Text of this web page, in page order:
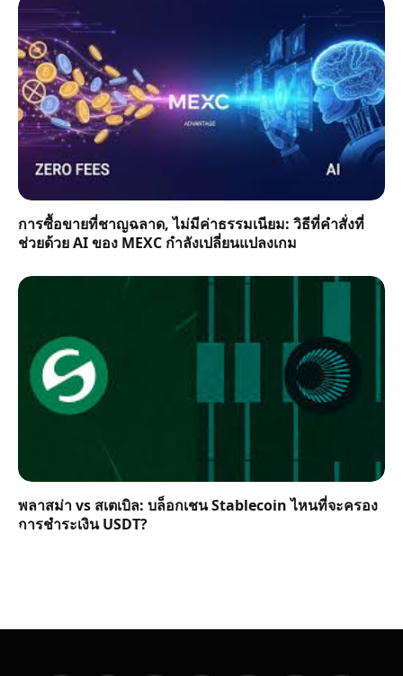
การซื้อขายที่ชาญฉลาด, ไม่มีค่าธรรมเนียม: วิธีที่คำสั่งที่
ช่วยด้วย AI ของ MEXC กำลังเปลี่ยนแปลงเกม
พลาสม่า vs สเตเบิล: บล็อกเชน Stablecoin ไหนที่จะครอง
การชำระเงิน USDT?